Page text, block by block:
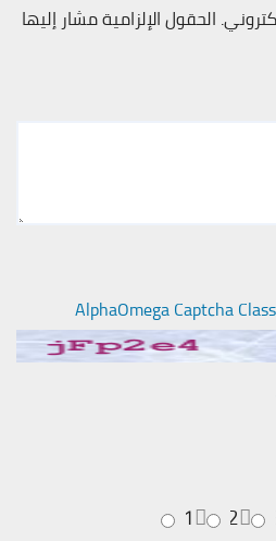
الحقول الإلزامية مشار إليها
AlphaOmega Captcha
2
1